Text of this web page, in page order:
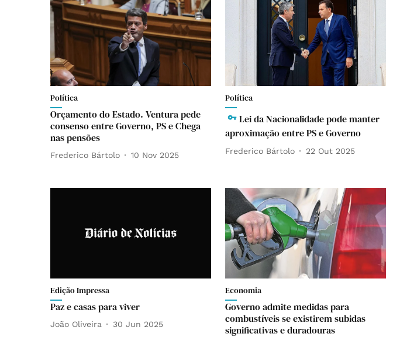
Política
Orçamento do Estado. Ventura pede
consenso entre Governo, PS e Chega
nas pensões
Frederico Bártolo 10 Nov 2025
Política
Lei da Nacionalidade pode manter
aproximação entre PS e Governo
Frederico Bártolo 22 Out 2025
Edição Impressa
Paz e casas para viver
João Oliveira 30 Jun 2025
Economia
Governo admite medidas para
combustíveis se existirem subidas
significativas e duradouras